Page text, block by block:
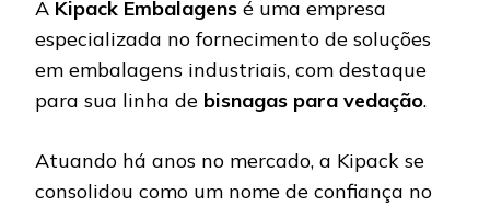
A Kipack Embalagens é uma empresa
especializada no fornecimento de soluções
em embalagens industriais, com destaque
para sua linha de bisnagas para vedação.
Atuando há anos no mercado, a Kipack se
consolidou como um nome de confiança no